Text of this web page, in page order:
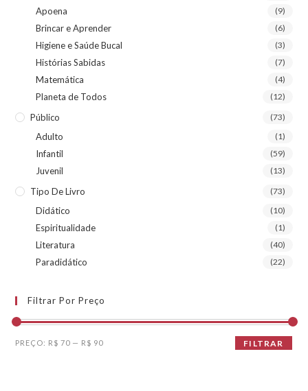
Apoena (9)
Brincar e Aprender (6)
Higiene e Saúde Bucal (3)
Histórias Sabidas (7)
Matemática (4)
Planeta de Todos (12)
Público (73)
Adulto (1)
Infantil (59)
Juvenil (13)
Tipo De Livro (73)
Didático (10)
Espiritualidade (1)
Literatura (40)
Paradidático (22)
Filtrar Por Preço
Preço
Preço
FILTRAR
PREÇO: R$ 70 — R$ 90